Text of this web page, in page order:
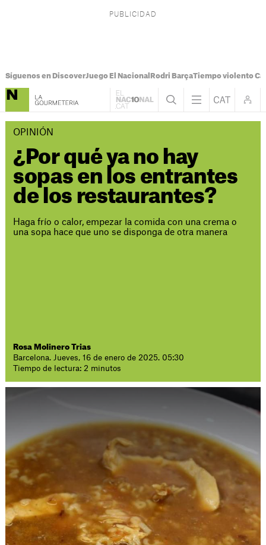
Síguenos en DiscoverJuego El Nacional Rodri BarçaTiempo violento
OPINIÓN
¿Por qué ya no hay
sopas en los entrantes
de los restaurantes?
Haga frío o calor, empezar la comida con una crema o
una sopa hace que uno se disponga de otra manera
Rosa Molinero Trias
Barcelona. Jueves, 16 de enero de 2025. 05:30
Tiempo de lectura: 2 minutos